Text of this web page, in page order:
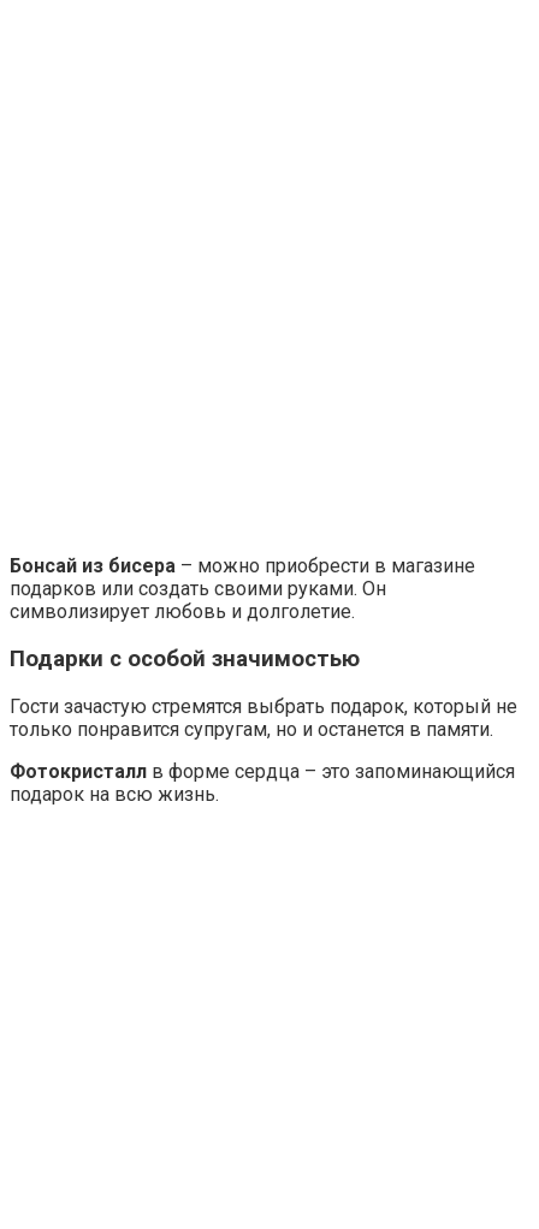
Бонсай из бисера – можно приобрести в магазине
подарков или создать своими руками. Он
символизирует любовь и долголетие.
Подарки с особой значимостью
Гости зачастую стремятся выбрать подарок, который не
только понравится супругам, но и останется в памяти.
Фотокристалл в форме сердца – это запоминающийся
подарок на всю жизнь.